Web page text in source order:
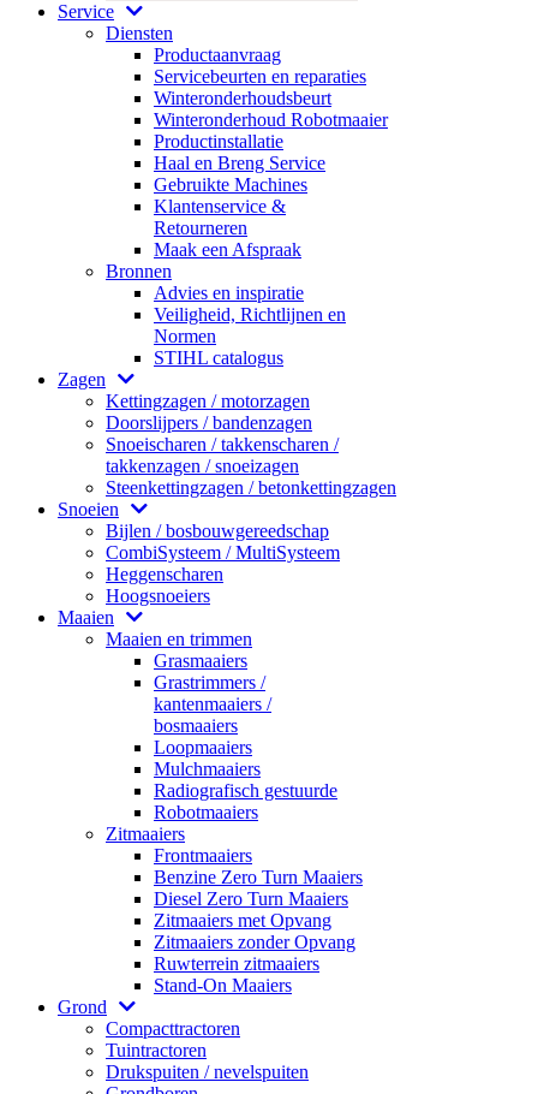
Service
Diensten
Productaanvraag
Servicebeurten en reparaties
Winteronderhoudsbeurt
Winteronderhoud Robotmaaier
Productinstallatie
Haal en Breng Service
Gebruikte Machines
Klantenservice &
Retourneren
Maak een Afspraak
Bronnen
Advies en inspiratie
Veiligheid, Richtlijnen en
Normen
STIHL catalogus
Zagen
Kettingzagen / motorzagen
Doorslijpers / bandenzagen
Snoeischaren / takkenscharen /
takkenzagen / snoeizagen
Steenkettingzagen / betonkettingzagen
Snoeien
Bijlen / bosbouwgereedschap
CombiSysteem / MultiSysteem
Heggenscharen
Hoogsnoeiers
Maaien
Maaien en trimmen
Grasmaaiers
Grastrimmers /
kantenmaaiers /
bosmaaiers
Loopmaaiers
Mulchmaaiers
Radiografisch gestuurde
Robotmaaiers
Zitmaaiers
Frontmaaiers
Benzine Zero Turn Maaiers
Diesel Zero Turn Maaiers
Zitmaaiers met Opvang
Zitmaaiers zonder Opvang
Ruwterrein zitmaaiers
Stand-On Maaiers
Grond
Compacttractoren
Tuintractoren
Drukspuiten / nevelspuiten